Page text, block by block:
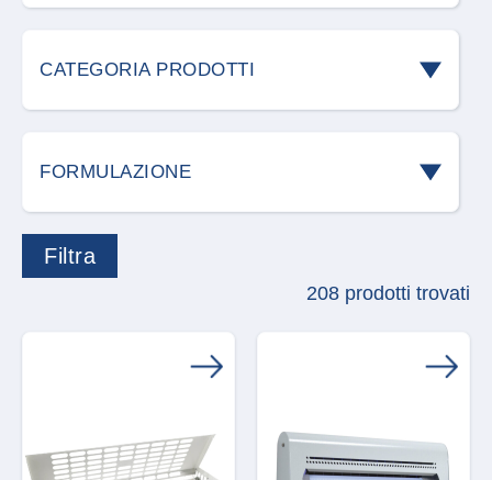
Blatte e scarafaggi
Cani
Cimici
Formiche
CATEGORIA PRODOTTI
Allontanamento volatili
Difesa delle piante
FORMULAZIONE
Acari predatori
Bastoncini
208 prodotti trovati